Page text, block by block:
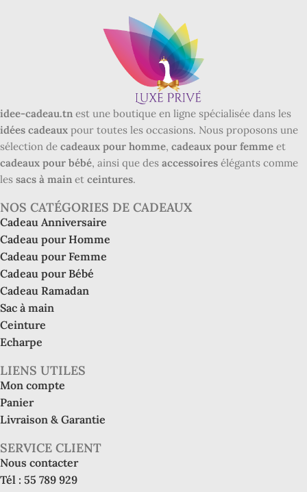
idee-cadeau.tn est une boutique en ligne spécialisée dans les
idées cadeaux pour toutes les occasions. Nous proposons une
sélection de cadeaux pour homme, cadeaux pour femme et
cadeaux pour bébé, ainsi que des accessoires élégants comme
les sacs à main et ceintures.
NOS CATÉGORIES DE CADEAUX
Cadeau Anniversaire
Cadeau pour Homme
Cadeau pour Femme
Cadeau pour Bébé
Cadeau Ramadan
Sac à main
Ceinture
Echarpe
LIENS UTILES
Mon compte
Panier
Livraison & Garantie
SERVICE CLIENT
Nous contacter
Tél : 55 789 929